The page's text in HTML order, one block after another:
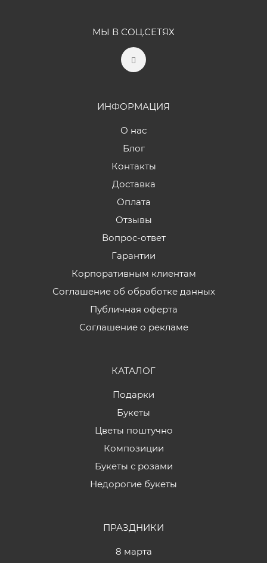
МЫ В СОЦ.СЕТЯХ
ИНФОРМАЦИЯ
О нас
Блог
Контакты
Доставка
Оплата
Отзывы
Вопрос-ответ
Гарантии
Корпоративным клиентам
Соглашение об обработке данных
Публичная оферта
Соглашение о рекламе
КАТАЛОГ
Подарки
Букеты
Цветы поштучно
Композиции
Букеты с розами
Недорогие букеты
ПРАЗДНИКИ
8 марта